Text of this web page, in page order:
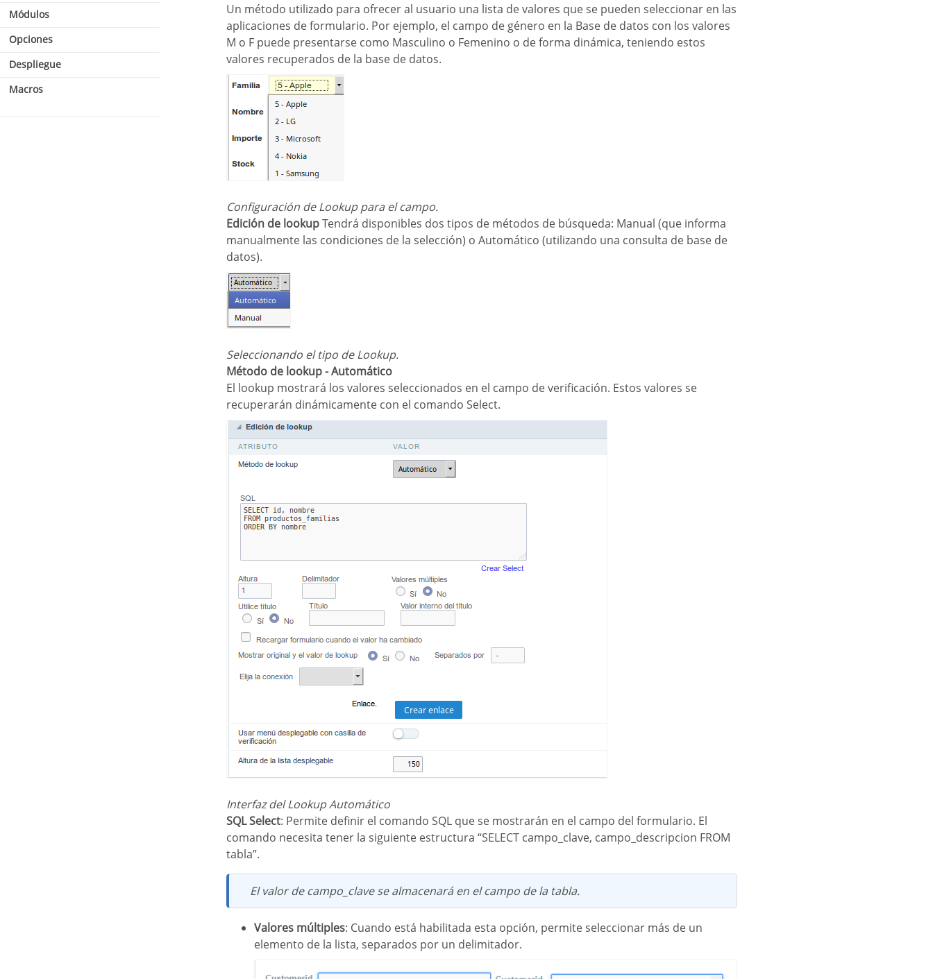
Configuracíon de Aplicación
Módulos
Opciones
Despliegue
Macros
Un método utilizado para ofrecer al usuario una lista de valores que se pueden seleccionar en las
aplicaciones de formulario. Por ejemplo, el campo de género en la Base de datos con los valores
M o F puede presentarse como Masculino o Femenino o de forma dinámica, teniendo estos
valores recuperados de la base de datos.
Configuración de Lookup para el campo.
Edición de lookupTendrá disponibles dos tipos de métodos de búsqueda: Manual (que informa
manualmente las condiciones de la selección) o Automático (utilizando una consulta de base de
datos).
Seleccionando el tipo de Lookup.
Método de lookup - Automático
El lookup mostrará los valores seleccionados en el campo de verificación. Estos valores se
recuperarán dinámicamente con el comando Select.
Interfaz del Lookup Automático
SQL Select: Permite definir el comando SQL que se mostrarán en el campo del formulario. El
comando necesita tener la siguiente estructura “SELECT campo_clave, campo_descripcion FROM
tabla”.
El valor de campo_clave se almacenará en el campo de la tabla.
Valores múltiples: Cuando está habilitada esta opción, permite seleccionar más de un
elemento de la lista, separados por un delimitador.